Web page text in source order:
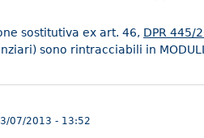
sostitutiva ex art. 46, DPR 445/
sono rintracciabili in
07/2013 - 13:52